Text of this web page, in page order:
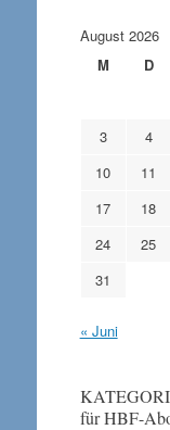
August 2026
M
D
3
4
10
11
17
18
24
25
31
« Juni
für HBF-